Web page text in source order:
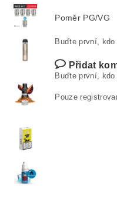
Poměr PG/VG
Buďte první,
Přidat
Buďte první,
Pouze